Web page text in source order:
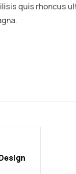
quis rhoncus